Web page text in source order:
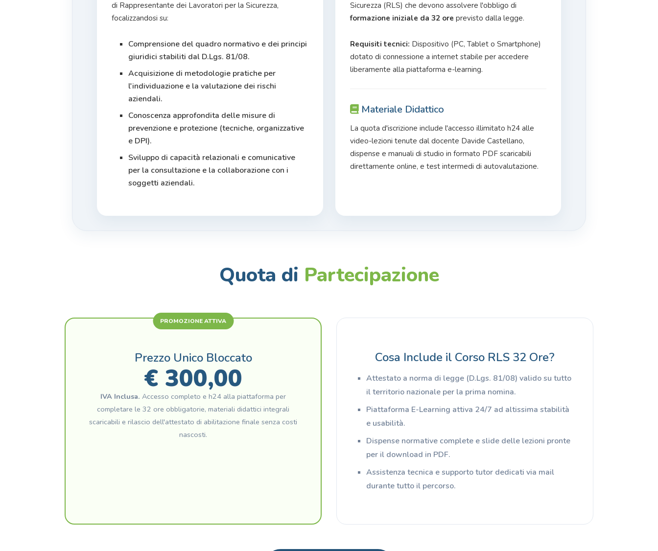
di Rappresentante dei Lavoratori per la Sicurezza,
focalizzandosi su:
Comprensione del quadro normativo e dei principi
giuridici stabiliti dal D.Lgs. 81/08.
Acquisizione di metodologie pratiche per
l'individuazione e la valutazione dei rischi
aziendali.
Conoscenza approfondita delle misure di
prevenzione e protezione (tecniche, organizzative
e DPI).
Sviluppo di capacità relazionali e comunicative
per la consultazione e la collaborazione con i
soggetti aziendali.
Sicurezza (RLS) che devono assolvere l'obbligo di
formazione iniziale da 32 ore previsto dalla legge.
Requisiti tecnici: Dispositivo (PC, Tablet o Smartphone)
dotato di connessione a internet stabile per accedere
liberamente alla piattaforma e-learning.
Materiale Didattico
La quota d'iscrizione include l'accesso illimitato h24 alle
video-lezioni tenute dal docente Davide Castellano,
dispense e manuali di studio in formato PDF scaricabili
direttamente online, e test intermedi di autovalutazione.
Quota di Partecipazione
PROMOZIONE ATTIVA
Prezzo Unico Bloccato
€ 300,00
IVA Inclusa. Accesso completo e h24 alla piattaforma per
completare le 32 ore obbligatorie, materiali didattici integrali
scaricabili e rilascio dell'attestato di abilitazione finale senza costi
nascosti.
Cosa Include il Corso RLS 32 Ore?
Attestato a norma di legge (D.Lgs. 81/08) valido su tutto
il territorio nazionale per la prima nomina.
Piattaforma E-Learning attiva 24/7 ad altissima stabilità
e usabilità.
Dispense normative complete e slide delle lezioni pronte
per il download in PDF.
Assistenza tecnica e supporto tutor dedicati via mail
durante tutto il percorso.